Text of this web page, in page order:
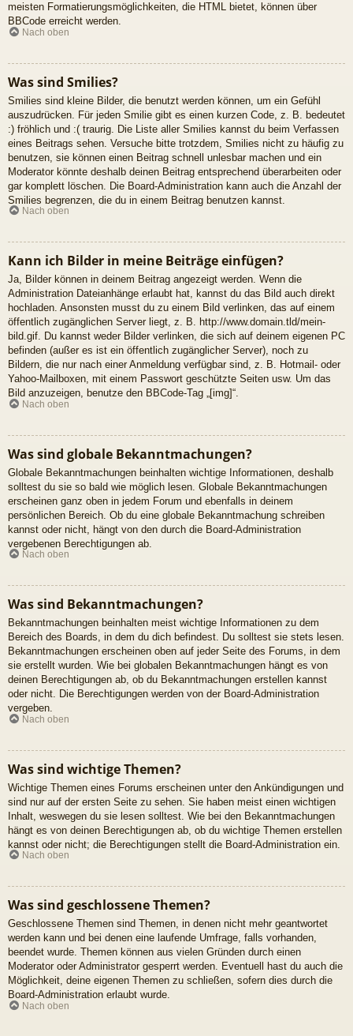
meisten Formatierungsmöglichkeiten, die HTML bietet, können über
BBCode erreicht werden.
Nach oben
Was sind Smilies?
Smilies sind kleine Bilder, die benutzt werden können, um ein Gefühl
auszudrücken. Für jeden Smilie gibt es einen kurzen Code, z. B. bedeutet
:) fröhlich und :( traurig. Die Liste aller Smilies kannst du beim Verfassen
eines Beitrags sehen. Versuche bitte trotzdem, Smilies nicht zu häufig zu
benutzen, sie können einen Beitrag schnell unlesbar machen und ein
Moderator könnte deshalb deinen Beitrag entsprechend überarbeiten oder
gar komplett löschen. Die Board-Administration kann auch die Anzahl der
Smilies begrenzen, die du in einem Beitrag benutzen kannst.
Nach oben
Kann ich Bilder in meine Beiträge einfügen?
Ja, Bilder können in deinem Beitrag angezeigt werden. Wenn die
Administration Dateianhänge erlaubt hat, kannst du das Bild auch direkt
hochladen. Ansonsten musst du zu einem Bild verlinken, das auf einem
öffentlich zugänglichen Server liegt, z. B. http://www.domain.tld/mein-
bild.gif. Du kannst weder Bilder verlinken, die sich auf deinem eigenen PC
befinden (außer es ist ein öffentlich zugänglicher Server), noch zu
Bildern, die nur nach einer Anmeldung verfügbar sind, z. B. Hotmail- oder
Yahoo-Mailboxen, mit einem Passwort geschützte Seiten usw. Um das
Bild anzuzeigen, benutze den BBCode-Tag „[img]“.
Nach oben
Was sind globale Bekanntmachungen?
Globale Bekanntmachungen beinhalten wichtige Informationen, deshalb
solltest du sie so bald wie möglich lesen. Globale Bekanntmachungen
erscheinen ganz oben in jedem Forum und ebenfalls in deinem
persönlichen Bereich. Ob du eine globale Bekanntmachung schreiben
kannst oder nicht, hängt von den durch die Board-Administration
vergebenen Berechtigungen ab.
Nach oben
Was sind Bekanntmachungen?
Bekanntmachungen beinhalten meist wichtige Informationen zu dem
Bereich des Boards, in dem du dich befindest. Du solltest sie stets lesen.
Bekanntmachungen erscheinen oben auf jeder Seite des Forums, in dem
sie erstellt wurden. Wie bei globalen Bekanntmachungen hängt es von
deinen Berechtigungen ab, ob du Bekanntmachungen erstellen kannst
oder nicht. Die Berechtigungen werden von der Board-Administration
vergeben.
Nach oben
Was sind wichtige Themen?
Wichtige Themen eines Forums erscheinen unter den Ankündigungen und
sind nur auf der ersten Seite zu sehen. Sie haben meist einen wichtigen
Inhalt, weswegen du sie lesen solltest. Wie bei den Bekanntmachungen
hängt es von deinen Berechtigungen ab, ob du wichtige Themen erstellen
kannst oder nicht; die Berechtigungen stellt die Board-Administration ein.
Nach oben
Was sind geschlossene Themen?
Geschlossene Themen sind Themen, in denen nicht mehr geantwortet
werden kann und bei denen eine laufende Umfrage, falls vorhanden,
beendet wurde. Themen können aus vielen Gründen durch einen
Moderator oder Administrator gesperrt werden. Eventuell hast du auch die
Möglichkeit, deine eigenen Themen zu schließen, sofern dies durch die
Board-Administration erlaubt wurde.
Nach oben